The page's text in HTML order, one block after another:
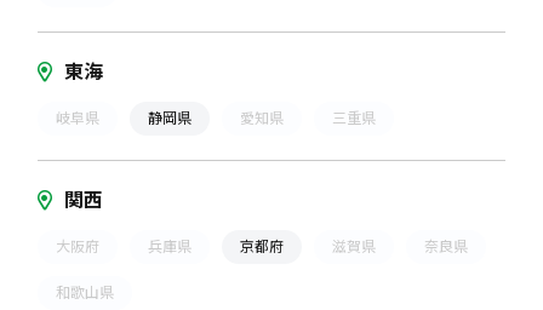
東海
岐阜県 静岡県 愛知県 三重県
関西
大阪府 兵庫県 京都府 滋賀県 奈良県
和歌山県